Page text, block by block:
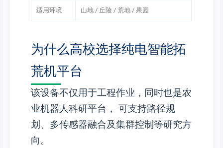
适用环境 山地 / 丘陵 / 荒地 / 果园
为什么高校选择纯电智能拓
荒机平台
该设备不仅用于工程作业，同时也是农
业机器人科研平台， 可支持路径规
划、多传感器融合及集群控制等研究方
向。